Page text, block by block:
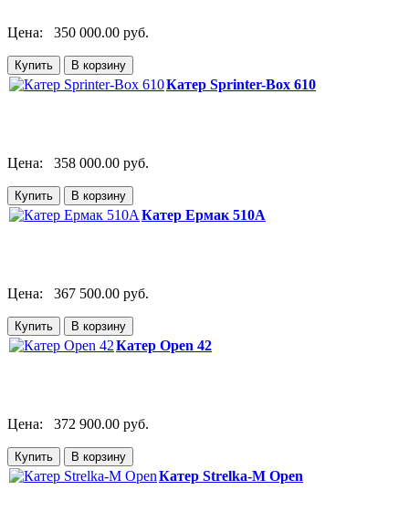
Цена: 350 000.00 руб.
Катер Sprinter-Box 610
Цена: 358 000.00 руб.
Катер Ермак 510A
Цена: 367 500.00 руб.
Катер Open 42
Цена: 372 900.00 руб.
Катер Strelka-М Open